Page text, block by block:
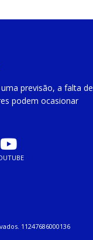
previsão, a falta de
podem ocasionar
11247686000136